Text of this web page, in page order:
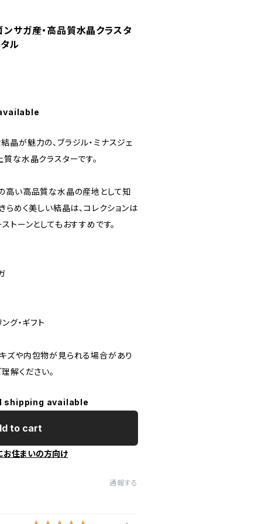
ンサガ産・高品質水晶クラスタ
ル
が魅力の、ブラジル・ミナスジェ
な水晶クラスターです。
高い高品質な水晶の産地として知
らめく美しい結晶は、コレクションは
トーンとしてもおすすめです。
グ・ギフト
ズや内包物が見られる場合があり
解ください。
shipping available
to cart
お住まいの方向け
通報する